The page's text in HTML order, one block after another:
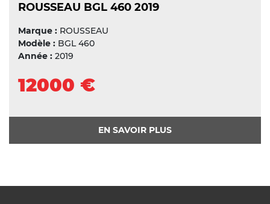
ROUSSEAU BGL 460 2019
Marque : ROUSSEAU
Modèle : BGL 460
Année : 2019
12000 €
EN SAVOIR PLUS